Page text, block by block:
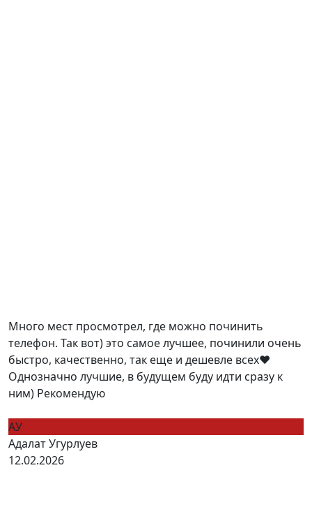
Много мест просмотрел, где можно починить
телефон. Так вот) это самое лучшее, починили очень
быстро, качественно, так еще и дешевле всех❤️
Однозначно лучшие, в будущем буду идти сразу к
ним) Рекомендую
АУ
Адалат Угурлуев
12.02.2026